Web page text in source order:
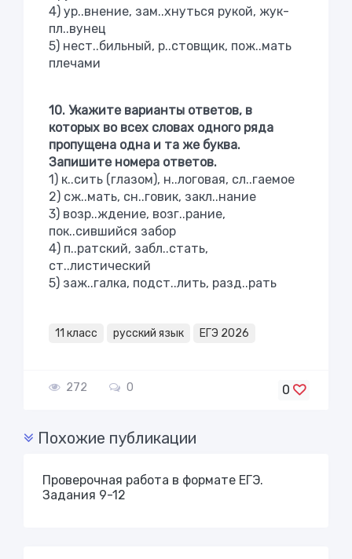
4) ур..внение, зам..хнуться рукой, жук-
пл..вунец
5) нест..бильный, р..стовщик, пож..мать
плечами
10. Укажите варианты ответов, в
которых во всех словах одного ряда
пропущена одна и та же буква.
Запишите номера ответов.
1) к..сить (глазом), н..логовая, сл..гаемое
2) сж..мать, сн..говик, закл..нание
3) возр..ждение, возг..рание,
пок..сившийся забор
4) п..ратский, забл..стать,
ст..листический
5) заж..галка, подст..лить, разд..рать
11 класс русский язык ЕГЭ 2026
272 0 0
Похожие публикации
Проверочная работа в формате ЕГЭ.
Задания 9-12